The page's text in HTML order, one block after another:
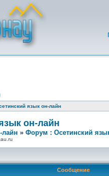
язык он-лайн
он-лайн
лайн » Форум : Осетинский
Сообщение